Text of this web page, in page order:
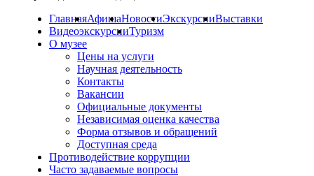
ГлавнаяАфишаНовостиЭкскурсииВыставки
ВидеоэкскурсииТуризм
О музее
Цены на услуги
Научная деятельность
Контакты
Вакансии
Официальные документы
Независимая оценка качества
Форма отзывов и обращений
Доступная среда
Противодействие коррупции
Часто задаваемые вопросы